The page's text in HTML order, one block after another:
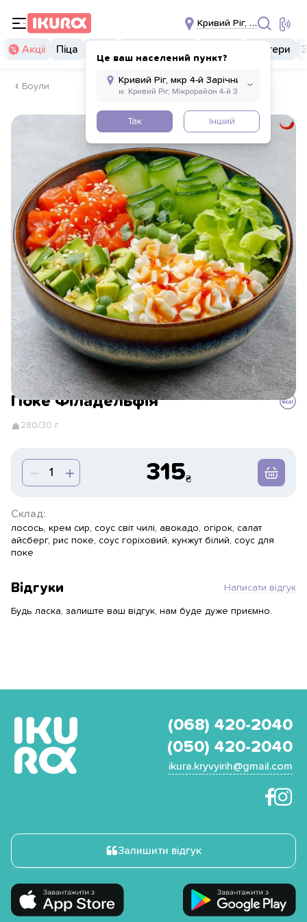
Кривий Ріг, мкр 4-й
Це ваш населений пункт?
Так Інший
Акції Піца Бургери
Боули
Поке Філадельфія
280/30 г
315
Склад:
лосось, крем сир, соус світ чилі, авокадо, огірок, салат
айсберг, рис поке, соус горіховий, кунжут білий, соус для
поке
Відгуки Написати відгук
Будь ласка, залиште ваш відгук, нам буде дуже приємно.
(068) 420-2040
(050) 420-2040
ikura.kryvyirih@gmail.com
Залишити відгук